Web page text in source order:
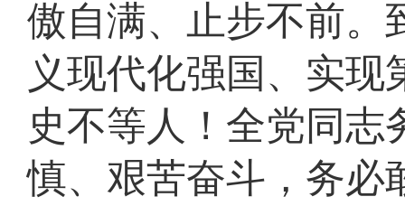
傲自满、止步不前。
义现代化强国、实
史不等人！全党同
慎、艰苦奋斗，务必